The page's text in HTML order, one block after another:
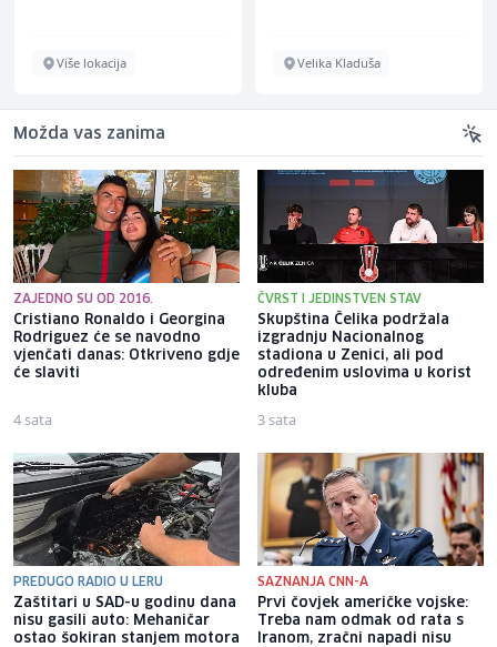
Više lokacija Velika Kladuša
Možda vas zanima
ZAJEDNO SU OD 2016.
Cristiano Ronaldo i Georgina
Rodriguez će se navodno
vjenčati danas: Otkriveno gdje
će slaviti
4 sata
ČVRST I JEDINSTVEN STAV
Skupština Čelika podržala
izgradnju Nacionalnog
stadiona u Zenici, ali pod
određenim uslovima u korist
kluba
3 sata
PREDUGO RADIO U LERU
Zaštitari u SAD-u godinu dana
nisu gasili auto: Mehaničar
ostao šokiran stanjem motora
SAZNANJA CNN-A
Prvi čovjek američke vojske:
Treba nam odmak od rata s
Iranom, zračni napadi nisu